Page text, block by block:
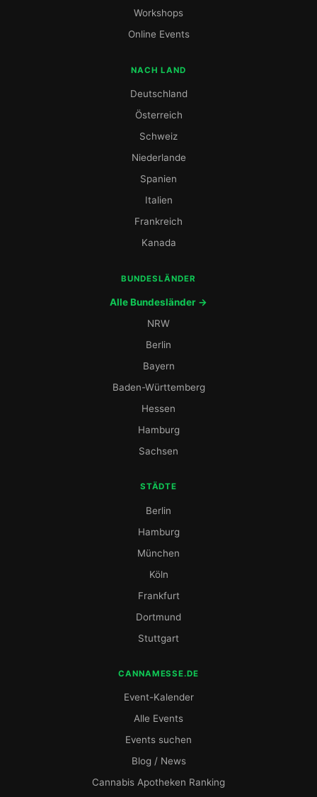
Workshops
Online Events
NACH LAND
Deutschland
Österreich
Schweiz
Niederlande
Spanien
Italien
Frankreich
Kanada
BUNDESLÄNDER
Alle Bundesländer →
NRW
Berlin
Bayern
Baden-Württemberg
Hessen
Hamburg
Sachsen
STÄDTE
Berlin
Hamburg
München
Köln
Frankfurt
Dortmund
Stuttgart
CANNAMESSE.DE
Event-Kalender
Alle Events
Events suchen
Blog / News
Cannabis Apotheken Ranking